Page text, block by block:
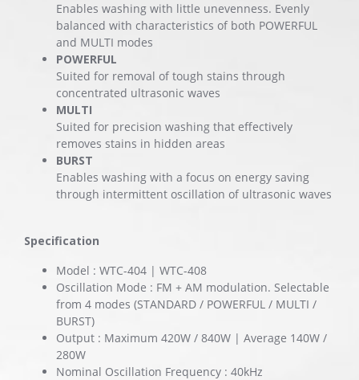
Enables washing with little unevenness. Evenly
balanced with characteristics of both POWERFUL
and MULTI modes
POWERFUL
Suited for removal of tough stains through
concentrated ultrasonic waves
MULTI
Suited for precision washing that effectively
removes stains in hidden areas
BURST
Enables washing with a focus on energy saving
through intermittent oscillation of ultrasonic waves
Specification
Model : WTC-404 | WTC-408
Oscillation Mode : FM + AM modulation. Selectable
from 4 modes (STANDARD / POWERFUL / MULTI /
BURST)
Output : Maximum 420W / 840W | Average 140W /
280W
Nominal Oscillation Frequency : 40kHz